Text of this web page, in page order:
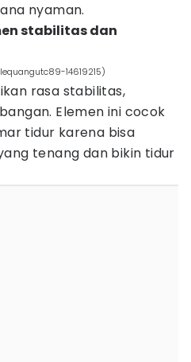
nyaman.
stabilitas dan
14619215)
rasa stabilitas,
Elemen ini cocok
tidur karena bisa
tenang dan bikin tidur